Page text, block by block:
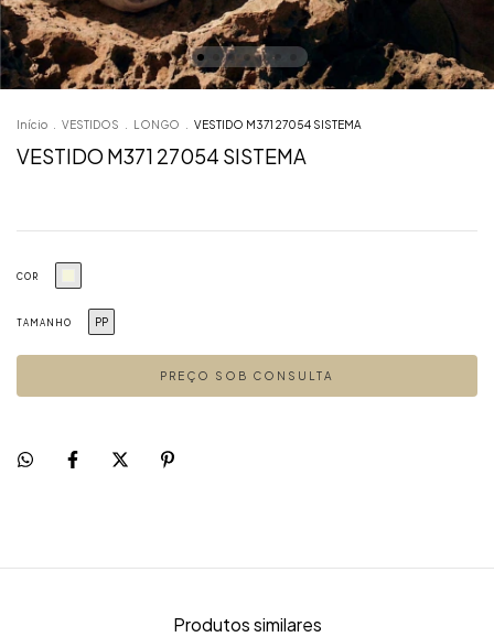
Início VESTIDOS LONGO VESTIDO M371 27054 SISTEMA
VESTIDO M371 27054 SISTEMA
COR
TAMANHO PP
Produtos similares